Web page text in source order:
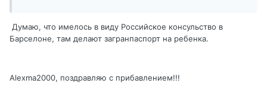
Думаю, что имелось в виду Российское консульство в
Барселоне, там делают загранпаспорт на ребенка.
Alexma2000, поздравляю с прибавлением!!!